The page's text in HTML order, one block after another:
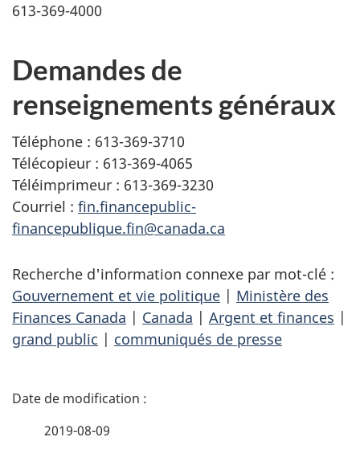
613-369-4000
Demandes de
renseignements généraux
Téléphone : 613-369-3710
Télécopieur : 613-369-4065
Téléimprimeur : 613-369-3230
Courriel : fin.financepublic-
financepublique.fin@canada.ca
Recherche d'information connexe par mot-clé :
Gouvernement et vie politique | Ministère des
Finances Canada | Canada | Argent et finances |
grand public | communiqués de presse
D
2019-08-09